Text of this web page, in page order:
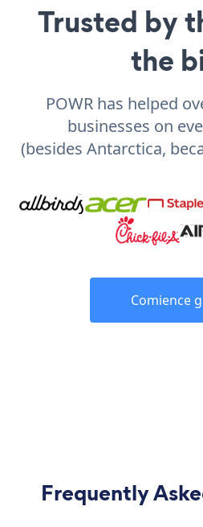
Trusted by
the
POWR has helped
businesses on
(besides Antarctica,
Comience
Frequently